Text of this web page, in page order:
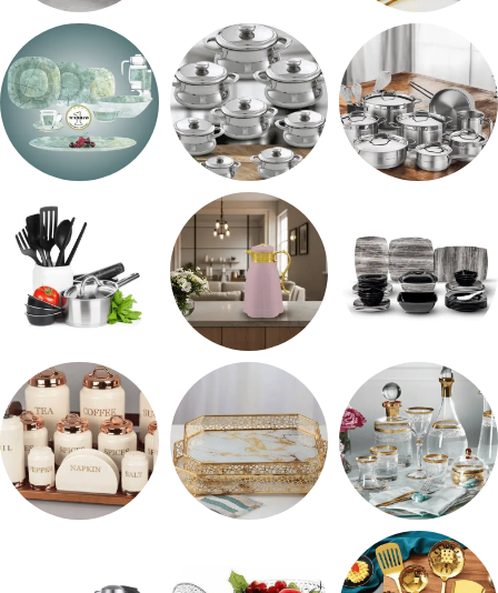
ARSHiA حلل جرانيت
حلل المونيا
طقم ميلامين ترمس شاي رفايع المطبخ
شربات وكاسات